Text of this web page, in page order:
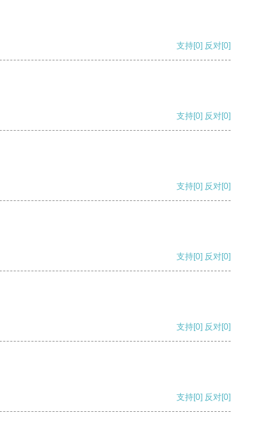
支持[0] 反对[0]
支持[0] 反对[0]
支持[0] 反对[0]
支持[0] 反对[0]
支持[0] 反对[0]
支持[0] 反对[0]